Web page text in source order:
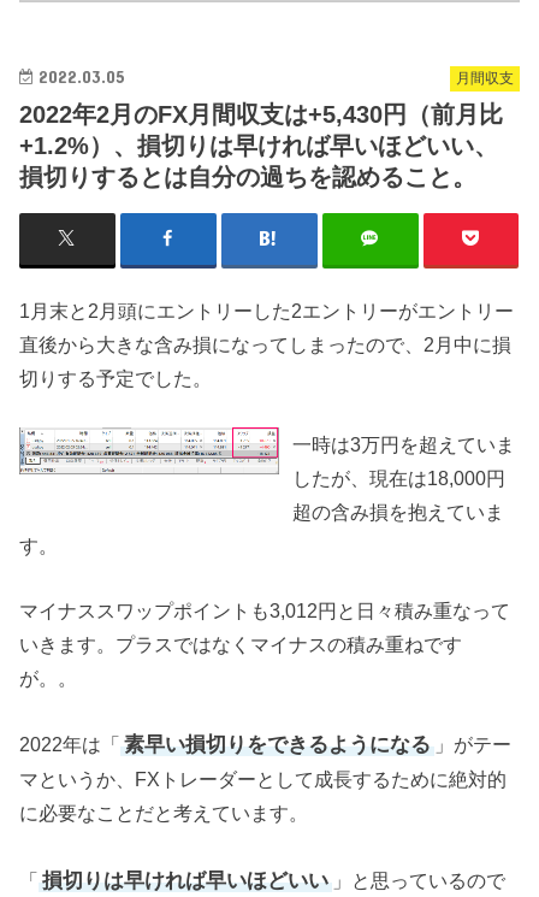
月間収支
2022.03.05
2022年2月のFX月間収支は+5,430円（前月比
+1.2%）、損切りは早ければ早いほどいい、
損切りするとは自分の過ちを認めること。
1月末と2月頭にエントリーした2エントリーがエントリー
直後から大きな含み損になってしまったので、2月中に損
切りする予定でした。
一時は3万円を超えていま
したが、現在は18,000円
超の含み損を抱えていま
す。
マイナススワップポイントも3,012円と日々積み重なって
いきます。プラスではなくマイナスの積み重ねです
が。。
2022年は「素早い損切りをできるようになる 」がテー
マというか、FXトレーダーとして成長するために絶対的
に必要なことだと考えています。
「損切りは早ければ早いほどいい 」と思っているので